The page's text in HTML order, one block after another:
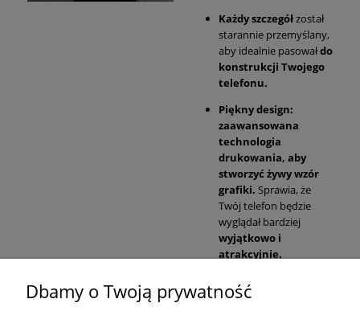
Każdy szczegółzostał
starannie przemyślany,
aby idealnie pasowałdo
konstrukcji Twojego
telefonu.
Piękny design:
zaawansowana
technologia
drukowania, aby
stworzyć żywy wzór
grafiki. Sprawia, że
Twój telefon będzie
wyglądał bardziej
wyjątkowo i
atrakcyjnie.
Pomoc
Dbamy o Twoją prywatność